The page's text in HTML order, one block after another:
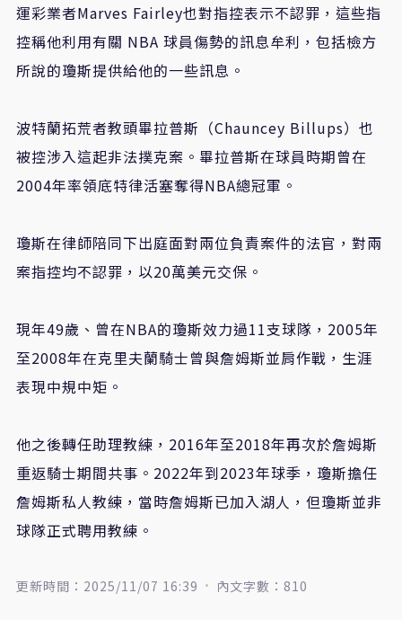
運彩業者Marves Fairley也對指控表示不認罪，這些指
控稱他利用有關 NBA 球員傷勢的訊息牟利，包括檢方
所說的瓊斯提供給他的一些訊息。
波特蘭拓荒者教頭畢拉普斯（Chauncey Billups）也
被控涉入這起非法撲克案。畢拉普斯在球員時期曾在
2004年率領底特律活塞奪得NBA總冠軍。
瓊斯在律師陪同下出庭面對兩位負責案件的法官，對兩
案指控均不認罪，以20萬美元交保。
現年49歲、曾在NBA的瓊斯效力過11支球隊，2005年
至2008年在克里夫蘭騎士曾與詹姆斯並肩作戰，生涯
表現中規中矩。
他之後轉任助理教練，2016年至2018年再次於詹姆斯
重返騎士期間共事。2022年到2023年球季，瓊斯擔任
詹姆斯私人教練，當時詹姆斯已加入湖人，但瓊斯並非
球隊正式聘用教練。
更新時間：2025/11/07 16:39 內文字數：810